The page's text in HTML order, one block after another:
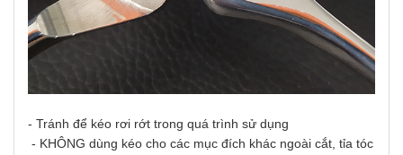
- Tránh để kéo rơi rớt trong quá trình sử dụng
- KHÔNG dùng kéo cho các mục đích khác ngoài cắt, tỉa tóc